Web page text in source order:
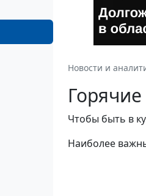
Новости и
Чтобы быть в
Наиболее